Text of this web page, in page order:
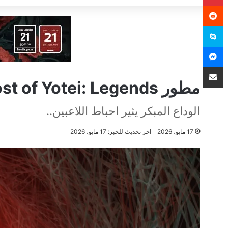
مطور Ghost of Yotei: Legends يغلق باب التحديثات الكبرى
الوداع المبكر يثير احباط اللاعبين..
17 مايو، 2026 اخر تحديث للخبر: 17 مايو، 2026
سكايب
ماسنجر
مشاركة عبر البريد